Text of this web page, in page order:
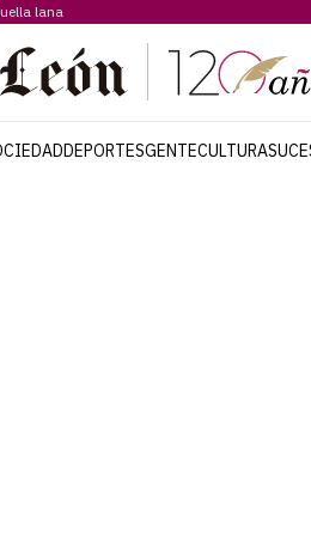
lana
DEPORTESGENTECULTURA